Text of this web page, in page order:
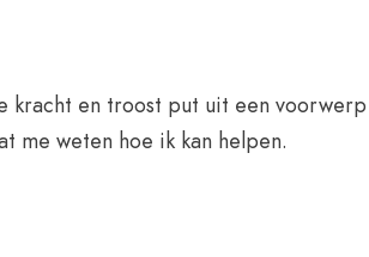
kracht en troost put uit een
me weten hoe ik kan helpen.